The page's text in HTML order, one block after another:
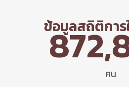
ข้อมูลสถิติการ
คน